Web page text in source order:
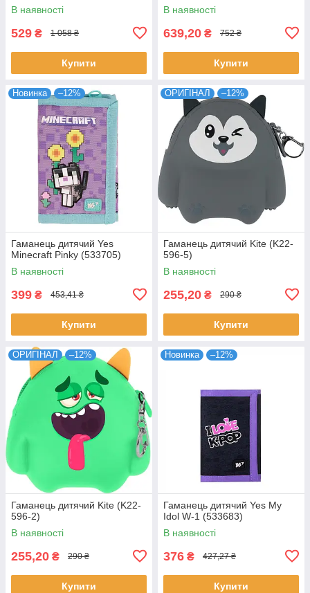
В наявності
529 ₴ 1 058 ₴
Купити
В наявності
639,20 ₴ 752 ₴
Купити
Новинка –12%
Гаманець дитячий Yes
Minecraft Pinky (533705)
В наявності
399 ₴ 453,41 ₴
Купити
ОРИГІНАЛ –12%
Гаманець дитячий Kite (K22-
596-5)
В наявності
255,20 ₴ 290 ₴
Купити
ОРИГІНАЛ –12%
Гаманець дитячий Kite (K22-
596-2)
В наявності
255,20 ₴ 290 ₴
Купити
Новинка –12%
Гаманець дитячий Yes My
Idol W-1 (533683)
В наявності
376 ₴ 427,27 ₴
Купити